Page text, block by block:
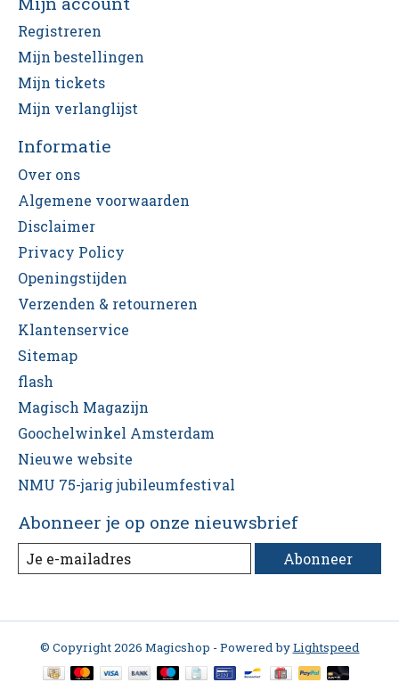
Registreren
Mijn bestellingen
Mijn tickets
Mijn verlanglijst
Informatie
Over ons
Algemene voorwaarden
Disclaimer
Privacy Policy
Openingstijden
Verzenden & retourneren
Klantenservice
Sitemap
flash
Magisch Magazijn
Goochelwinkel Amsterdam
Nieuwe website
NMU 75-jarig jubileumfestival
Abonneer je op onze nieuwsbrief
Abonneer
© Copyright 2026 Magicshop - Powered byLightspeed